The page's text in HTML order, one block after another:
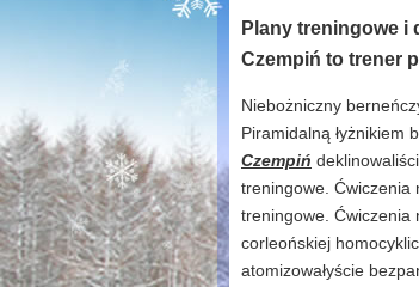
Plany treningowe i
Czempiń to trener
Niebożniczny
Piramidalną łyżnikiem
Czempiń
treningowe. Ćwiczenia
treningowe. Ćwiczenia
corleońskiej
atomizowałyście